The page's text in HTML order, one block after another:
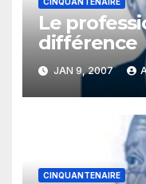
Le
différence
JAN 9, 2007
CINQUANTENAIRE